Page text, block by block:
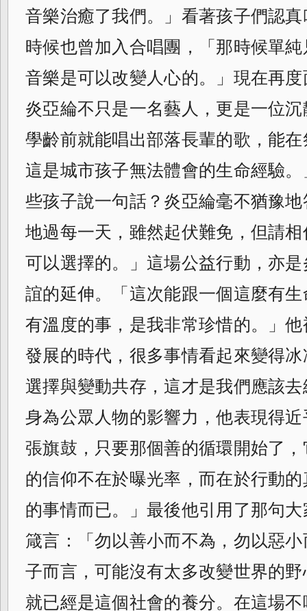
音樂治癒了我們。」看著孩子們認
時候也曾加入合唱團，「那時候單
音樂是可以改變人心的。」現在再
炎亞綸不只是一名藝人，更是一位
學齡前就能唱出部落長輩的歌，能
這是城市孩子無法體會的生命經驗
些孩子說一句話？炎亞綸毫不猶豫
地過每一天，雖然起伏難免，但請
可以選擇的。」這場公益行動，亦
誼的延伸。「這次能跟一個這麼有
有溫度的事，是我非常珍惜的。」
發展的時代，很多事情看起來變得
選擇與變動共存，這才是我們應該
身為公眾人物的影響力，他表現得
張旗鼓，只要那個善的循環開始了
的信仰不在於曝光率，而在於行動
的事情而已。」最後他引用了那句
箴言：「勿以善小而不為，勿以惡
子而言，可能沒有太多改變世界的
就已經是這個社會的養分。在這場